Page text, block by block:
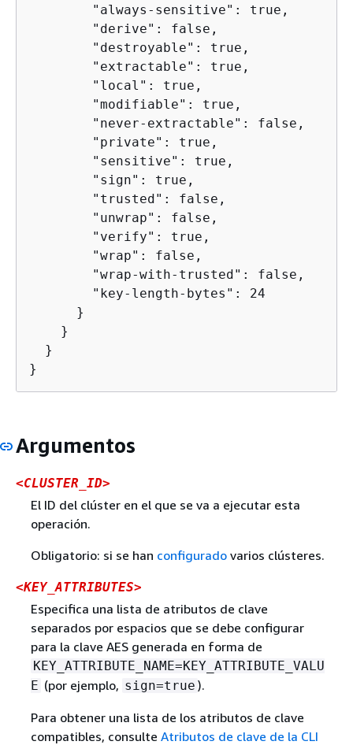
        "always-sensitive": true,
        "derive": false,
        "destroyable": true,
        "extractable": true,
        "local": true,
        "modifiable": true,
        "never-extractable": false,
        "private": true,
        "sensitive": true,
        "sign": true,
        "trusted": false,
        "unwrap": false,
        "verify": true,
        "wrap": false,
        "wrap-with-trusted": false,
        "key-length-bytes": 24
      }
    }
  }
}
Argumentos
<CLUSTER_ID>
El ID del clúster en el que se va a ejecutar esta
operación.
Obligatorio: si se han configuradovarios clústeres.
<KEY_ATTRIBUTES>
Especifica una lista de atributos de clave
separados por espacios que se debe configurar
para la clave AES generada en forma de
KEY_ATTRIBUTE_NAME=KEY_ATTRIBUTE_VALU
E (por ejemplo, sign=true ).
Para obtener una lista de los atributos de clave
compatibles, consulte Atributos de clave de la CLI